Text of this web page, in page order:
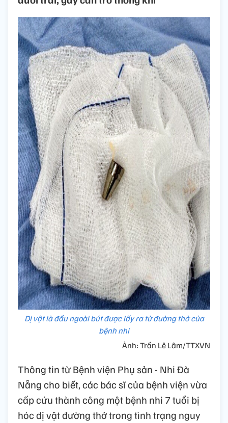
Dị vật là đầu ngoài bút được lấy ra từ đường thở của
bệnh nhi
Ảnh: Trần Lê Lâm/TTXVN
Thông tin từ Bệnh viện Phụ sản - Nhi Đà
Nẵng cho biết, các bác sĩ của bệnh viện vừa
cấp cứu thành công một bệnh nhi 7 tuổi bị
hóc dị vật đường thở trong tình trạng nguy